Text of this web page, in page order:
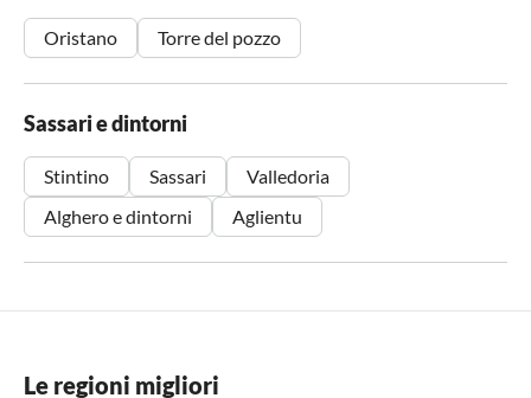
Oristano Torre del pozzo
Sassari e dintorni
Stintino Sassari
Valledoria
Alghero e dintorni
Aglientu
Le regioni migliori